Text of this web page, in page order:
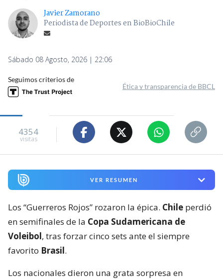
Javier Zamorano
Periodista de Deportes en BioBioChile
Sábado 08 Agosto, 2026 | 22:06
Seguimos criterios de
Ética y transparencia de BBCL
4354
visitas
VER RESUMEN
Los “Guerreros Rojos” rozaron la épica. Chile perdió
en semifinales de la Copa Sudamericana de
Voleibol, tras forzar cinco sets ante el siempre
favorito Brasil.
Los nacionales dieron una grata sorpresa en